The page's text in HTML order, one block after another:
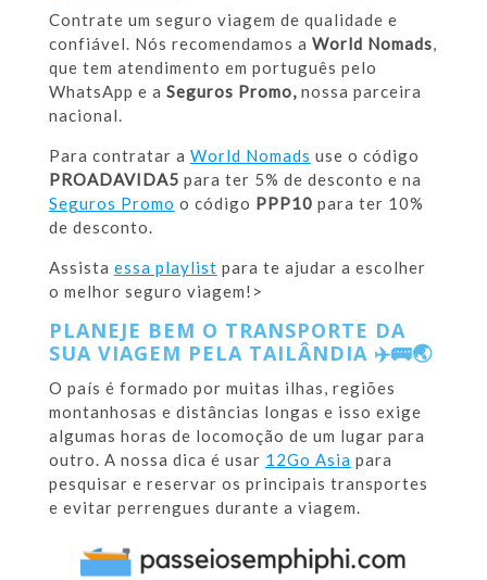
Contrate um seguro viagem de qualidade e
confiável. Nós recomendamos a World Nomads,
que tem atendimento em português pelo
WhatsApp e a Seguros Promo, nossa parceira
nacional.
Para contratar a World Nomads use o código
PROADAVIDA5 para ter 5% de desconto e na
Seguros Promo o código PPP10 para ter 10%
de desconto.
Assista essa playlist para te ajudar a escolher
o melhor seguro viagem!>
PLANEJE BEM O TRANSPORTE DA
SUA VIAGEM PELA TAILÂNDIA ✈️🚌🌏
O país é formado por muitas ilhas, regiões
montanhosas e distâncias longas e isso exige
algumas horas de locomoção de um lugar para
outro. A nossa dica é usar 12Go Asia para
pesquisar e reservar os principais transportes
e evitar perrengues durante a viagem.